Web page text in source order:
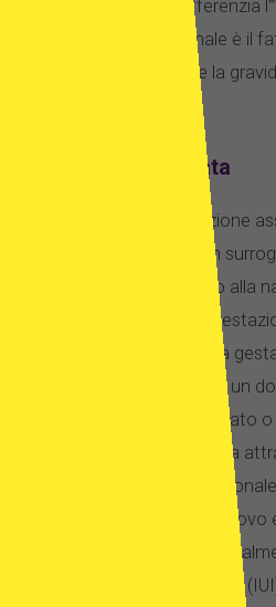
avere figli. Ciò che differenzia
dall’adozione tradizionale è il
possono sperimentare la
Maternità surrogata
È un metodo di riproduzione
genitori lavorano con un
bambino (o bambini) fino alla
di maternità surrogata:
Nella maternità surrogata
dalla madre prevista o da un
proviene dal padre designato
gravidanza viene raggiunta
in vitro. Nella forma
surrogata dona il proprio
gravidanza si ottiene
l’inseminazione intrauterina